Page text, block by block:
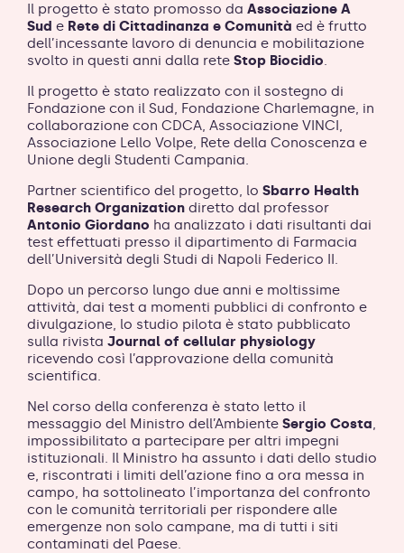
Il progetto è stato promosso da Associazione A
Sud e Rete di Cittadinanza e Comunità ed è frutto
dell’incessante lavoro di denuncia e mobilitazione
svolto in questi anni dalla rete Stop Biocidio.
Il progetto è stato realizzato con il sostegno di
Fondazione con il Sud, Fondazione Charlemagne, in
collaborazione con CDCA, Associazione VINCI,
Associazione Lello Volpe, Rete della Conoscenza e
Unione degli Studenti Campania.
Partner scientifico del progetto, lo Sbarro Health
Research Organization diretto dal professor
Antonio Giordano ha analizzato i dati risultanti dai
test effettuati presso il dipartimento di Farmacia
dell’Università degli Studi di Napoli Federico II.
Dopo un percorso lungo due anni e moltissime
attività, dai test a momenti pubblici di confronto e
divulgazione, lo studio pilota è stato pubblicato
sulla rivista Journal of cellular physiology
ricevendo così l’approvazione della comunità
scientifica.
Nel corso della conferenza è stato letto il
messaggio del Ministro dell’Ambiente Sergio Costa,
impossibilitato a partecipare per altri impegni
istituzionali. Il Ministro ha assunto i dati dello studio
e, riscontrati i limiti dell’azione fino a ora messa in
campo, ha sottolineato l’importanza del confronto
con le comunità territoriali per rispondere alle
emergenze non solo campane, ma di tutti i siti
contaminati del Paese.